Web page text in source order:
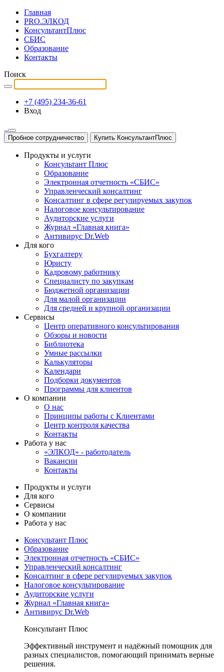
Главная
PRO.ЭЛКОД
КонсультантПлюс
СБИС
Образование
Контакты
Поиск
+7 (495) 234-36-61
Вход
Пробное сотрудничество Купить КонсультантПлюс
Продукты и услуги
Консультант Плюс
Образование
Электронная отчетность «СБИС»
Управленческий консалтинг
Консалтинг в сфере регулируемых закупок
Налоговое консультирование
Аудиторские услуги
Журнал «Главная книга»
Антивирус Dr.Web
Для кого
Бухгалтеру
Юристу
Кадровому работнику
Специалисту по закупкам
Бюджетной организации
Для малой организации
Для средней и крупной организации
Сервисы
Центр оперативного консультирования
Обзоры и новости
Библиотека
Умные рассылки
Калькуляторы
Календари
Подборки документов
Программы для клиентов
О компании
О нас
Принципы работы с Клиентами
Центр контроля качества
Контакты
Работа у нас
«ЭЛКОД» - работодатель
Вакансии
Контакты
Продукты и услуги
Для кого
Сервисы
О компании
Работа у нас
Консультант Плюс
Образование
Электронная отчетность «СБИС»
Управленческий консалтинг
Консалтинг в сфере регулируемых закупок
Налоговое консультирование
Аудиторские услуги
Журнал «Главная книга»
Антивирус Dr.Web
Консультант Плюс
Эффективный инструмент и надёжный помощник для
разных специалистов, помогающий принимать верные
решения.